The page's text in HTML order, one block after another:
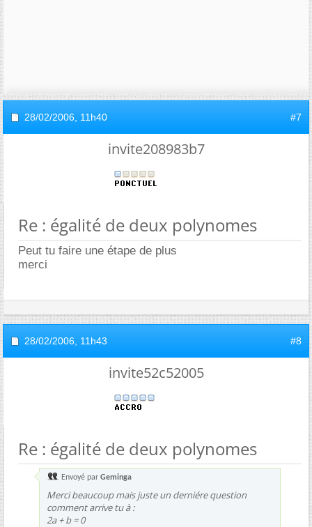
28/02/2006, 11h40 #7
invite208983b7
Re : égalité de deux polynomes
Peut tu faire une étape de plus
merci
28/02/2006, 11h43 #8
invite52c52005
Re : égalité de deux polynomes
Envoyé par Geminga
Merci beaucoup mais juste un derniére question
comment arrive tu à :
2a + b = 0